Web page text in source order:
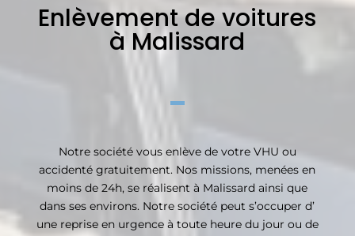
Enlèvement de voitures
à Malissard
Notre société vous enlève de votre VHU ou
accidenté gratuitement. Nos missions, menées en
moins de 24h, se réalisent à Malissard ainsi que
dans ses environs. Notre société peut s’occuper d’
une reprise en urgence à toute heure du jour ou de